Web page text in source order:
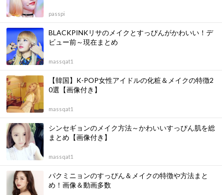
passpi
BLACKPINKリサのメイクとすっぴんがかわいい！デ
ビュー前～現在まとめ
massqat1
【韓国】K-POP女性アイドルの化粧＆メイクの特徴2
0選【画像付き】
massqat1
シンセギョンのメイク方法～かわいいすっぴん肌を総
まとめ【画像付き】
massqat1
パクミニョンのすっぴん＆メイクの特徴や方法まと
め！画像＆動画多数